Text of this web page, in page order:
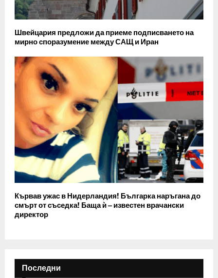
Швейцария предложи да приеме подписването на
мирно споразумение между САЩ и Иран
Кървав ужас в Нидерландия! Българка наръгана до
смърт от съседка! Баща ѝ – известен врачански
директор
Последни